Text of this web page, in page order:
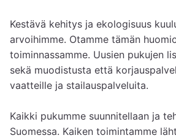
Kestävä kehitys ja ekologisuus
arvoihimme. Otamme tämän
toiminnassamme. Uusien pukujen
sekä muodistusta että
vaatteille ja stailauspalveluita.
Kaikki pukumme suunnitellaan ja
Suomessa. Kaiken toimintamme